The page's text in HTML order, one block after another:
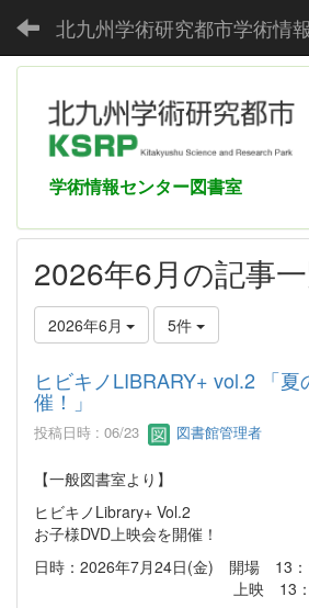
学術情報センター図書室
2026年6月の記事
2026年6月 5件
ヒビキノLIBRARY+ vol.2 「夏
催！」
投稿日時 : 06/23 図書館管理者
【一般図書室より】
ヒビキノLibrary+ Vol.2
お子様DVD上映会を開催！
日時：2026年7月24日(金) 開場 13
上映 13：30～